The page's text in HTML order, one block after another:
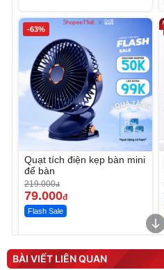
-63%
Quạt tích điện kẹp bàn mini
để bàn
219.000đ
79.000đ
Flash Sale
Máy ép chậm trái cây
Elmich JEE 1855OL
BÀI VIẾT LIÊN QUAN